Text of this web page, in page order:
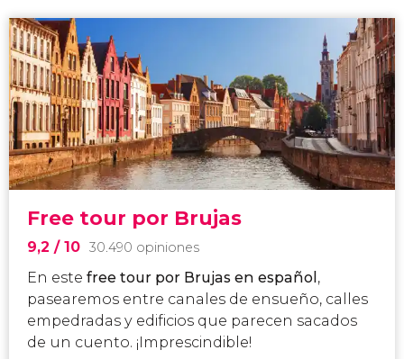
Free tour por Brujas
9,2 / 10 30.490 opiniones
En este free tour por Brujas en español ,
pasearemos entre canales de ensueño, calles
empedradas y edificios que parecen sacados
de un cuento. ¡Imprescindible!